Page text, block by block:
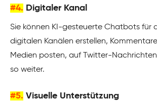
#4. Digitaler Kanal
Sie können KI-gesteuerte Chatbots für
digitalen Kanälen erstellen,
Medien posten, auf Twitter-
so weiter.
#5. Visuelle Unterstützung